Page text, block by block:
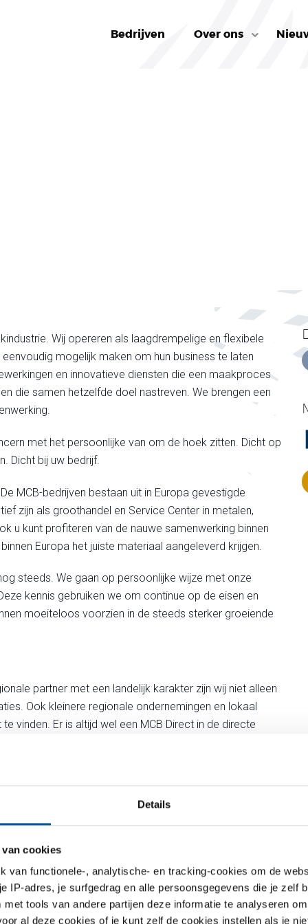
Details
cookies
van functionele-, analytische- en tracking-cookies om de
IP-adres, je surfgedrag en alle persoonsgegevens die je zelf
met tools van andere partijen deze informatie te analyseren
al deze cookies of je kunt zelf de cookies instellen als je
Bedrijven Over ons
Wij opereren als laagdrempelige en flexibele
mogelijk maken om hun business te laten
en innovatieve diensten die een maakproces
die samen hetzelfde doel nastreven. We brengen een
met het persoonlijke van om de hoek zitten. Dicht op
Dicht bij uw bedrijf.
MCB-bedrijven bestaan uit in Europa gevestigde
zijn als groothandel en Service Center in metalen,
u kunt profiteren van de nauwe samenwerking binnen
Europa het juiste materiaal aangeleverd krijgen.
steeds. We gaan op persoonlijke wijze met onze
kennis gebruiken we om continue op de eisen en
moeiteloos voorzien in de steeds sterker groeiende
partner met een landelijk karakter zijn wij niet alleen
Ook kleinere regionale ondernemingen en lokaal
vinden. Er is altijd wel een MCB Direct in de directe
bij elkaar.